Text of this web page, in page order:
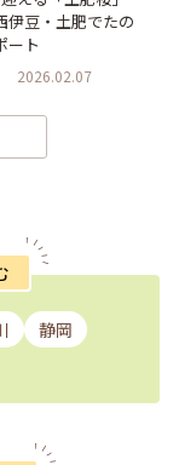
伊豆・土肥でたの
ート
2026.02.07
静岡